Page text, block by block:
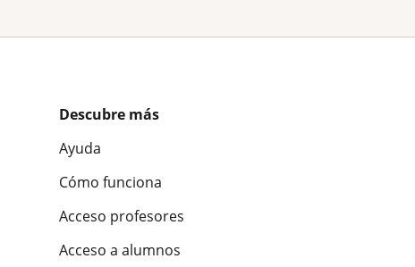
Descubre más
Ayuda
Cómo funciona
Acceso profesores
Acceso a alumnos